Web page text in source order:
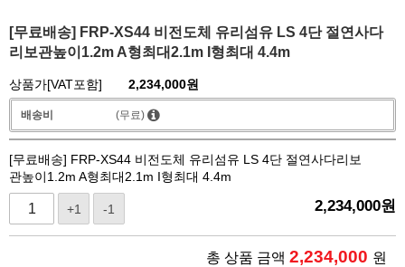
[무료배송] FRP-XS44 비전도체 유리섬유 LS 4단 절연사다
리보관높이1.2m A형최대2.1m I형최대 4.4m
상품가[VAT포함] 2,234,000원
배송비 (무료)
[무료배송] FRP-XS44 비전도체 유리섬유 LS 4단 절연사다리보
관높이1.2m A형최대2.1m I형최대 4.4m
+1 -1 2,234,000원
총 상품 금액 2,234,000 원